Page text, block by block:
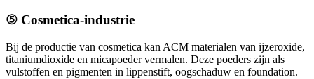
⑤ Cosmetica-industrie
Bij de productie van cosmetica kan ACM materialen van ijzeroxide,
titaniumdioxide en micapoeder vermalen. Deze poeders zijn als
vulstoffen en pigmenten in lippenstift, oogschaduw en foundation.